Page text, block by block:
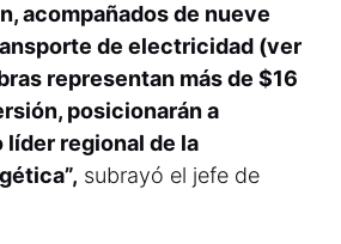
acompañados de nueve
de electricidad (ver
representan más de $16
posicionarán a
líder regional de la
subrayó el jefe de